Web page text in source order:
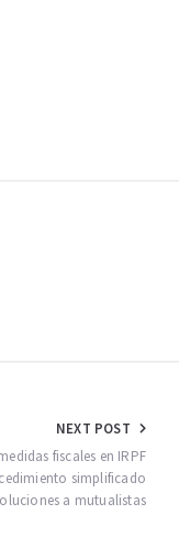
NEXT POST
fiscales en IRPF
simplificado
a mutualistas